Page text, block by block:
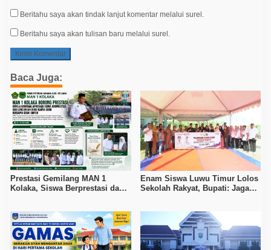
Beritahu saya akan tindak lanjut komentar melalui surel.
Beritahu saya akan tulisan baru melalui surel.
Baca Juga:
Prestasi Gemilang MAN 1
Kolaka, Siswa Berprestasi dan
Enam Siswa Luwu Timur Lolos
Sekolah Rakyat, Bupati: Jaga